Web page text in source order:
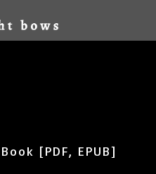
[PDF, EPUB]